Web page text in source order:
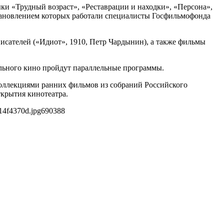
«Трудный возраст», «Реставрации и находки», «Персона»,
которых работали специалисты Госфильмофонда
(«Идиот», 1910, Петр Чардынин), а также фильмы
кино пройдут параллельные программы.
ранних фильмов из собраний Российского
кинотеатра.
690388